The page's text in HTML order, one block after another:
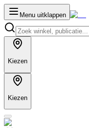
Menu uitklappen
Kiezen
Kiezen